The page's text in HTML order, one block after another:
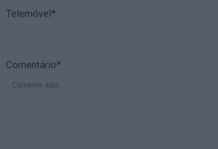
Telemóvel*
Comentário*